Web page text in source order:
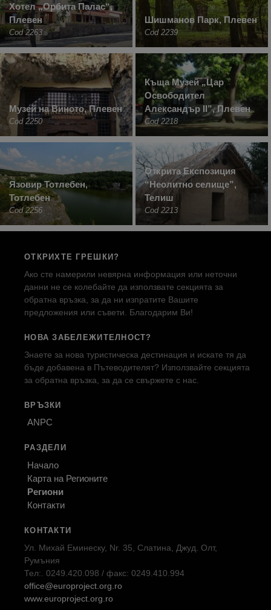
Хотел „Орбита Палас“,
Плевен
Cod 2263
Шишманов Парк, Плевен
Cod 2239
Музей на Виното, Плевен
Cod 2250
Къща Музей „Цар
Освободител
Александър II”, Плевен
Cod 2218
Язовир Тотлебен,
Тотлебен
Cod 2256
Открита Експозиция
“Неолитно селище”,
Телиш
Cod 2213
ОТКРИХТЕ ГРЕШКИ?
Ако сте намерили невярна информация или неточни
данни не се колебайте да използвате секцията за
обратна връзка, за да ни изпратите Вашите
предложения или съвети. Благодарим Ви!
НОВА ЗАБЕЛЕЖИТЕЛНОСТ?
Знаете за нова туристическа дестинация и искате тя да
бъде добавена в Пътеводителят? Използвайте секцията
за обратна връзка, за да се свържете с нас.
ВРЪЗКИ
ANPC
РАЗДЕЛИ
Начало
Карта на Регионите
Региони
Контакти
КОНТАКТИ
Ул. Михай Еминеску, Nr. 35, Слатина, Джуд. Олт,
Румъния
Тел:. 0249.420.098 / факс: 0249.410.994
office@europroject.org.ro
www.europroject.org.ro